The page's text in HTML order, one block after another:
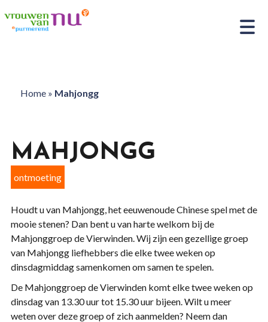
Home» Mahjongg
MAHJONGG
ontmoeting
Houdt u van Mahjongg, het eeuwenoude Chinese spel met de
mooie stenen? Dan bent u van harte welkom bij de
Mahjonggroep de Vierwinden. Wij zijn een gezellige groep
van Mahjongg liefhebbers die elke twee weken op
dinsdagmiddag samenkomen om samen te spelen.
De Mahjonggroep de Vierwinden komt elke twee weken op
dinsdag van 13.30 uur tot 15.30 uur bijeen. Wilt u meer
weten over deze groep of zich aanmelden? Neem dan